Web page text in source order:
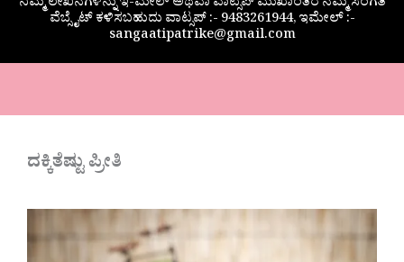
ವೆಬ್ಸೈಟ್ ಕಳಿಸಬಹುದು ವಾಟ್ಸಪ್‌ :- 9483261944, ಇಮೇಲ್ :-
sangaatipatrike@gmail.com
ದಕ್ಕಿತೆಷ್ಟು ಪ್ರೀತಿ